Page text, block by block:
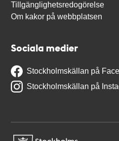
Tillgänglighetsredogörelse
Om kakor på webbplatsen
Sociala medier
Stockholmskällan på
Stockholmskällan på